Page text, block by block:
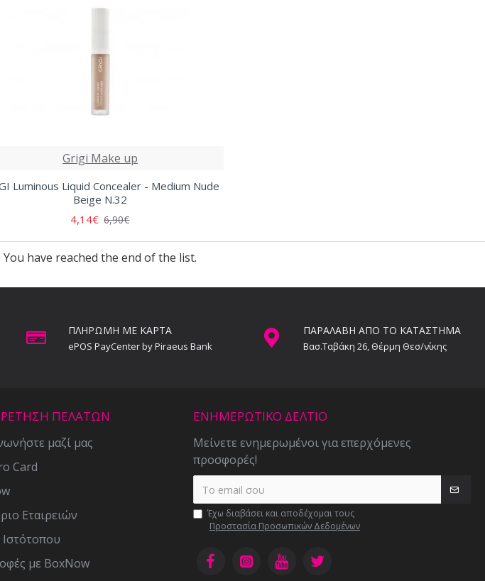
Grigi Make up
Luminous Liquid Concealer - Medium Nude
Beige N.32
4,14€ 6,90€
You have reached the end of the list.
ΠΛΗΡΩΜΗ ΜΕ ΚΑΡΤΑ
ePOS PayCenter by Piraeus Bank
ΠΑΡΑΛΑΒΗ ΑΠΟ ΤΟ ΚΑΤΑΣΤΗΜΑ
Βασ.Ταβάκη 26, Θέρμη Θεσ/νίκης
ΠΕΛΑΤΩΝ
μαζί μας
Card
Εταιρειών
με BoxNow
ΕΝΗΜΕΡΩΤΙΚΌ ΔΕΛΤΊΟ
Μείνετε ενημερωμένοι για επερχόμενες
προσφορές!
Έχω διαβάσει και αποδέχομαι τους
Προστασία Προσωπικών Δεδομένων